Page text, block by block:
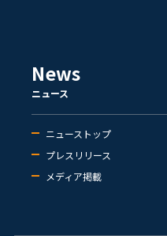
News
ニュース
ニューストップ
プレスリリース
メディア掲載